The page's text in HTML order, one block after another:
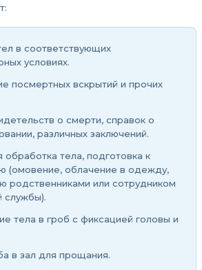
в соответствующих
условиях.
посмертных вскрытий и прочих
о смерти, справок о
различных заключений.
обработка тела, подготовка к
(омовение, облачение в одежду,
родственниками или сотрудником
службы).
тела в гроб с фиксацией головы и
в зал для прощания.